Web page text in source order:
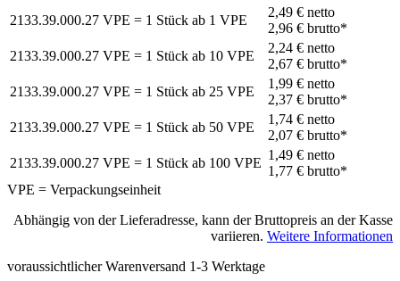
2133.39.000.27 VPE = 1 Stück ab 1 VPE
2,49 €netto
2,96 €brutto*
2133.39.000.27 VPE = 1 Stück ab 10 VPE
2,24 €netto
2,67 €brutto*
2133.39.000.27 VPE = 1 Stück ab 25 VPE
1,99 €netto
2,37 €brutto*
2133.39.000.27 VPE = 1 Stück ab 50 VPE
1,74 €netto
2,07 €brutto*
2133.39.000.27 VPE = 1 Stück ab 100 VPE
1,49 €netto
1,77 €brutto*
VPE = Verpackungseinheit
Abhängig von der Lieferadresse, kann der Bruttopreis an der Kasse
variieren. Weitere Informationen
voraussichtlicher Warenversand 1-3 Werktage